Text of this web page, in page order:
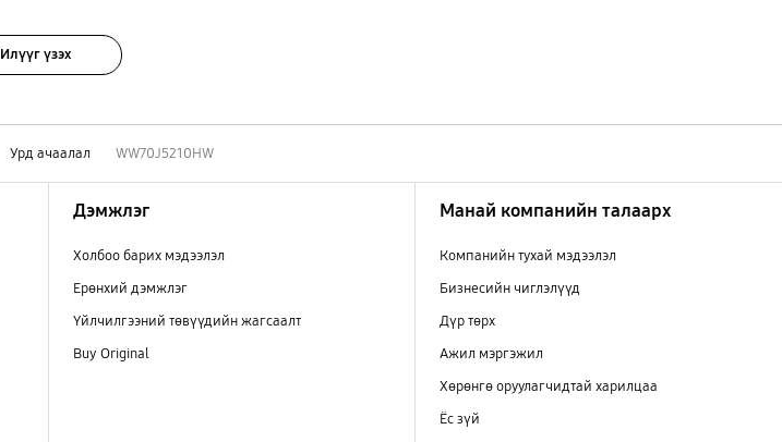
Илүүг үзэх
Урд ачаалал WW70J5210HW
Дэмжлэг
Холбоо барих мэдээлэл
Ерөнхий дэмжлэг
Үйлчилгээний төвүүдийн жагсаалт
Buy Original
Манай компанийн талаарх
Компанийн тухай мэдээлэл
Бизнесийн чиглэлүүд
Дүр төрх
Ажил мэргэжил
Хөрөнгө оруулагчидтай харилцаа
Ёс зүй